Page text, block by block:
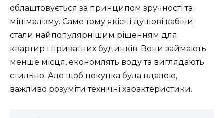
облаштовується за принципом зручності та
мінімалізму. Саме тому якісні душові кабіни
стали найпопулярнішим рішенням для
квартир і приватних будинків. Вони займають
менше місця, економлять воду та виглядають
стильно. Але щоб покупка була вдалою,
важливо розуміти технічні характеристики.